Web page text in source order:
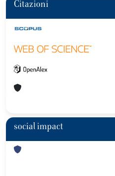
Citazioni
social impact